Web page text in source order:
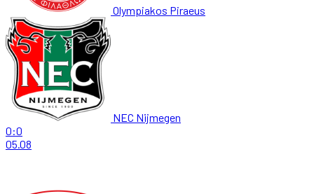
Olympiakos Piraeus
NEC Nijmegen
0:0
05.08